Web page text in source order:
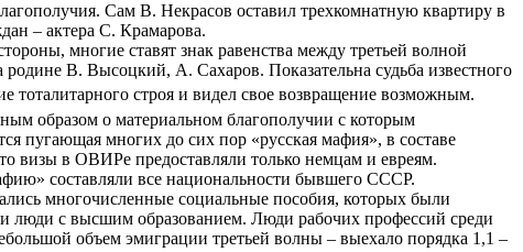
Сам В. Некрасов оставил трехкомнатную квартиру в
– актера С. Крамарова.
многие ставят знак равенства между третьей волной
В. Высоцкий, А. Сахаров. Показательна судьба известного
тоталитарного строя и видел свое возвращение возможным.
образом о материальном благополучии с которым
пугающая многих до сих пор «русская мафия», в составе
визы в ОВИРе предоставляли только немцам и евреям.
составляли все национальности бывшего СССР.
многочисленные социальные пособия, которых были
люди с высшим образованием. Люди рабочих профессий среди
объем эмиграции третьей волны – выехало порядка 1,1 –